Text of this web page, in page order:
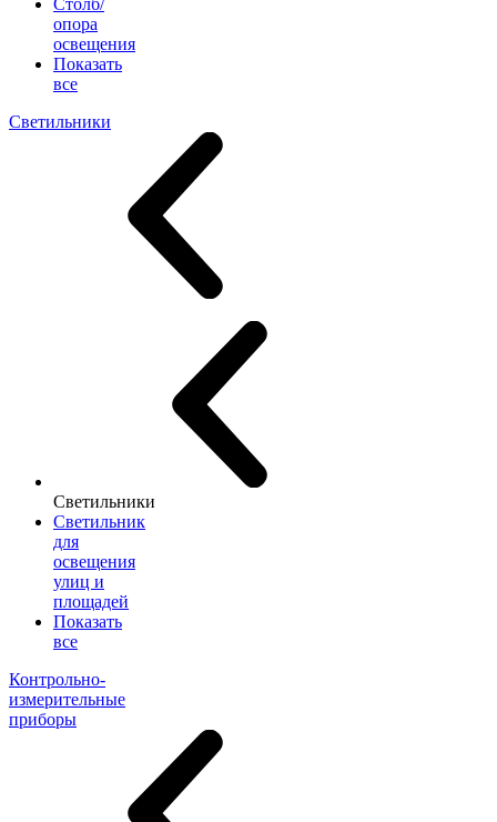
Столб/
опора
освещения
Показать
все
Светильники
Светильники
Светильник
для
освещения
улиц и
площадей
Показать
все
Контрольно-
измерительные
приборы